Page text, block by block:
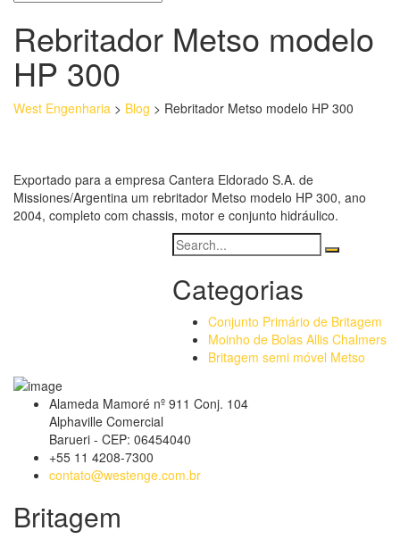
Rebritador Metso modelo
HP 300
West Engenharia > Blog > Rebritador Metso modelo HP 300
Exportado para a empresa Cantera Eldorado S.A. de
Missiones/Argentina um rebritador Metso modelo HP 300, ano
2004, completo com chassis, motor e conjunto hidráulico.
Categorias
Conjunto Primário de Britagem
Moinho de Bolas Allis Chalmers
Britagem semi móvel Metso
Alameda Mamoré nº 911 Conj. 104
Alphaville Comercial
Barueri - CEP: 06454040
+55 11 4208-7300
contato@westenge.com.br
Britagem